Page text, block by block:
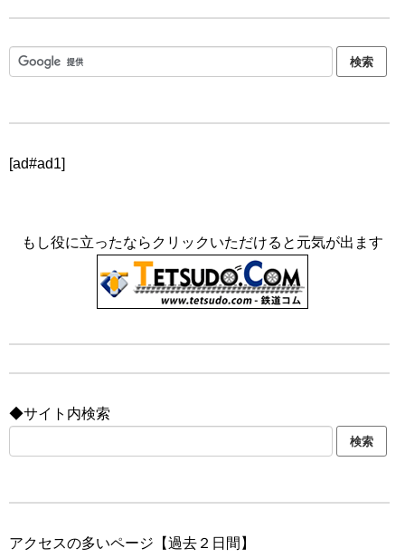
[ad#ad1]
もし役に立ったならクリックいただけると元気が出ます
◆サイト内検索
アクセスの多いページ【過去２日間】